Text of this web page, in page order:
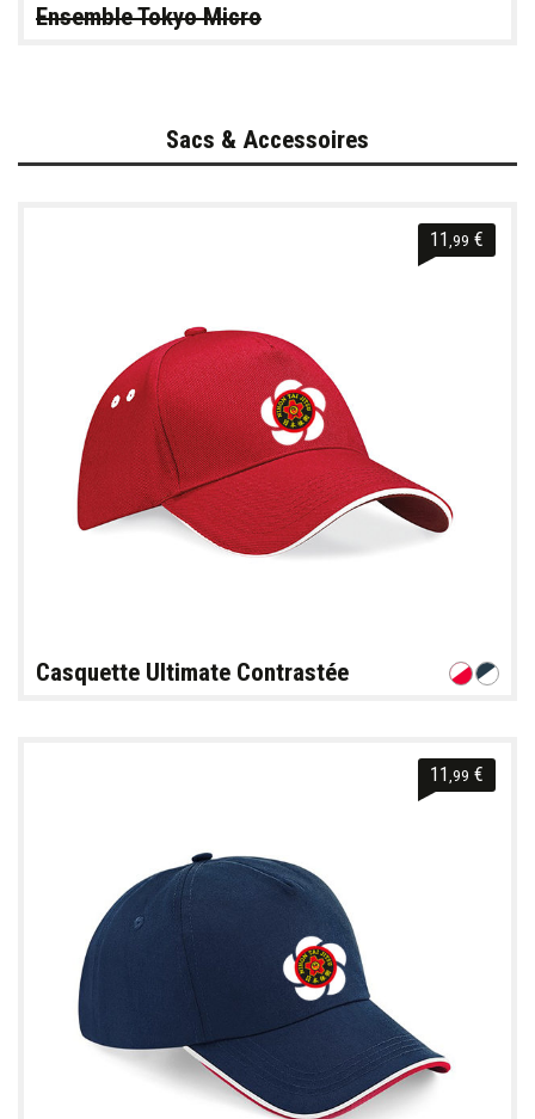
Ensemble Tokyo Micro
Sacs & Accessoires
11 ,99 €
Casquette Ultimate Contrastée
11 ,99 €